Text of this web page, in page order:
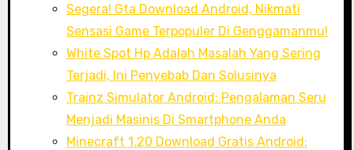
Segera! Gta Download Android, Nikmati
Sensasi Game Terpopuler Di Genggamanmu!
White Spot Hp Adalah Masalah Yang Sering
Terjadi, Ini Penyebab Dan Solusinya
Trainz Simulator Android: Pengalaman Seru
Menjadi Masinis Di Smartphone Anda
Minecraft 1.20 Download Gratis Android: